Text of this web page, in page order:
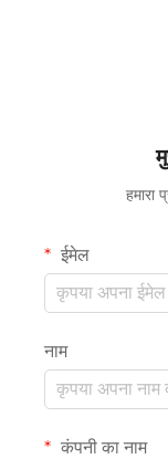
हमारा
ईमेल
नाम
कंपनी का नाम